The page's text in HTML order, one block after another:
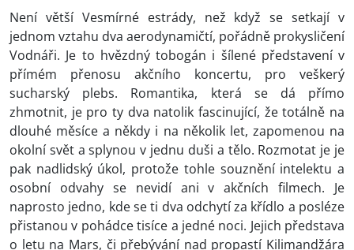
Není větší Vesmírné estrády, než když se setkají v
jednom vztahu dva aerodynamičtí, pořádně prokysličení
Vodnáři. Je to hvězdný tobogán i šílené představení v
přímém přenosu akčního koncertu, pro veškerý
sucharský plebs. Romantika, která se dá přímo
zhmotnit, je pro ty dva natolik fascinující, že totálně na
dlouhé měsíce a někdy i na několik let, zapomenou na
okolní svět a splynou v jednu duši a tělo. Rozmotat je je
pak nadlidský úkol, protože tohle souznění intelektu a
osobní odvahy se nevidí ani v akčních filmech. Je
naprosto jedno, kde se ti dva odchytí za křídlo a posléze
přistanou v pohádce tisíce a jedné noci. Jejich představa
o letu na Mars, či přebývání nad propastí Kilimandžára